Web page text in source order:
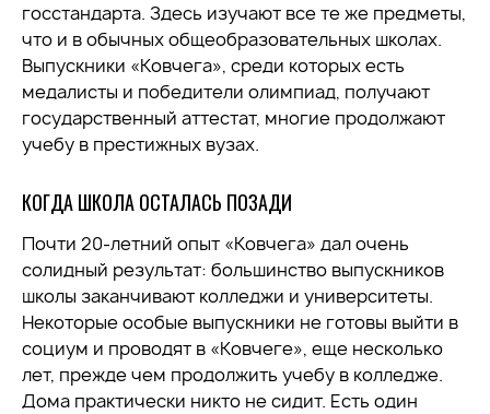
госстандарта. Здесь изучают все те же предметы,
что и в обычных общеобразовательных школах.
Выпускники «Ковчега», среди которых есть
медалисты и победители олимпиад, получают
государственный аттестат, многие продолжают
учебу в престижных вузах.
КОГДА ШКОЛА ОСТАЛАСЬ ПОЗАДИ
Почти 20-летний опыт «Ковчега» дал очень
солидный результат: большинство выпускников
школы заканчивают колледжи и университеты.
Некоторые особые выпускники не готовы выйти в
социум и проводят в «Ковчеге», еще несколько
лет, прежде чем продолжить учебу в колледже.
Дома практически никто не сидит. Есть один